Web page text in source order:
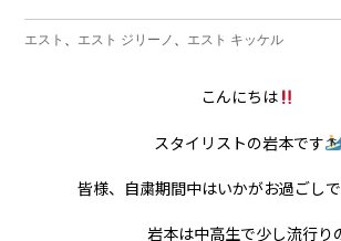
エスト エスト ジリーノ エスト キッケル
こんにちは
スタイリストの岩本です
皆様、自粛期間中はいかがお過ごし
岩本は中高生で少し流行り